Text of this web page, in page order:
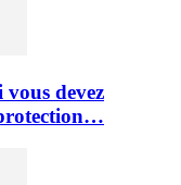
devez